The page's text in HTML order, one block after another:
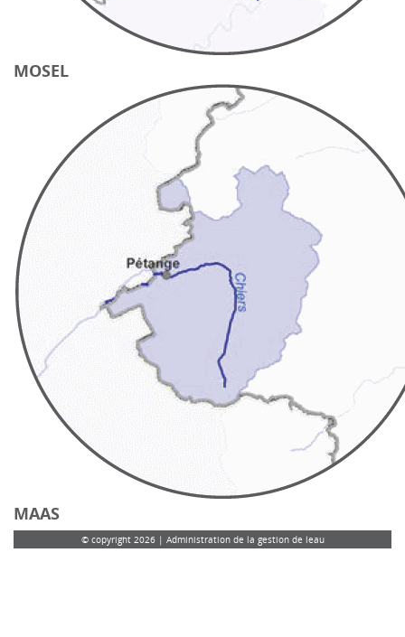
MOSEL
MAAS
© copyright 2026 | Administration de la gestion de leau